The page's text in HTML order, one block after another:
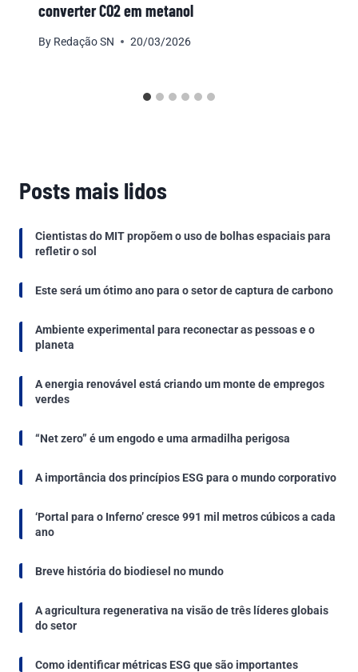
converter CO2 em metanol
By Redação SN 20/03/2026
Posts mais lidos
Cientistas do MIT propõem o uso de bolhas espaciais para
refletir o sol
Este será um ótimo ano para o setor de captura de carbono
Ambiente experimental para reconectar as pessoas e o
planeta
A energia renovável está criando um monte de empregos
verdes
“Net zero” é um engodo e uma armadilha perigosa
A importância dos princípios ESG para o mundo corporativo
‘Portal para o Inferno’ cresce 991 mil metros cúbicos a cada
ano
Breve história do biodiesel no mundo
A agricultura regenerativa na visão de três líderes globais
do setor
Como identificar métricas ESG que são importantes